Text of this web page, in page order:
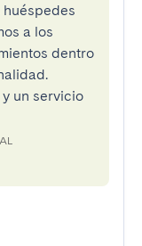
huéspedes
a los
dentro
un servicio